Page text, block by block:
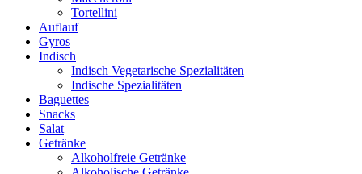
Tortellini
Auflauf
Gyros
Indisch
Indisch Vegetarische Spezialitäten
Indische Spezialitäten
Baguettes
Snacks
Salat
Getränke
Alkoholfreie Getränke